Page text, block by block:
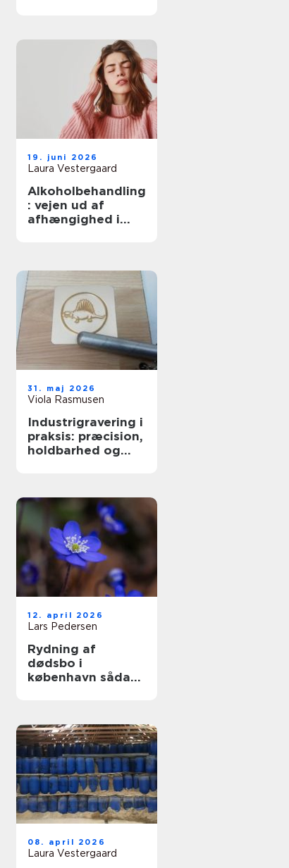
19. juni 2026
Laura Vestergaard
Alkoholbehandling
: vejen ud af
afhængighed i
31. maj 2026
Viola Rasmusen
Industrigravering i
praksis: præcision,
holdbarhed og
12. april 2026
Lars Pedersen
Rydning af
dødsbo i
københavn sådan
08. april 2026
Laura Vestergaard